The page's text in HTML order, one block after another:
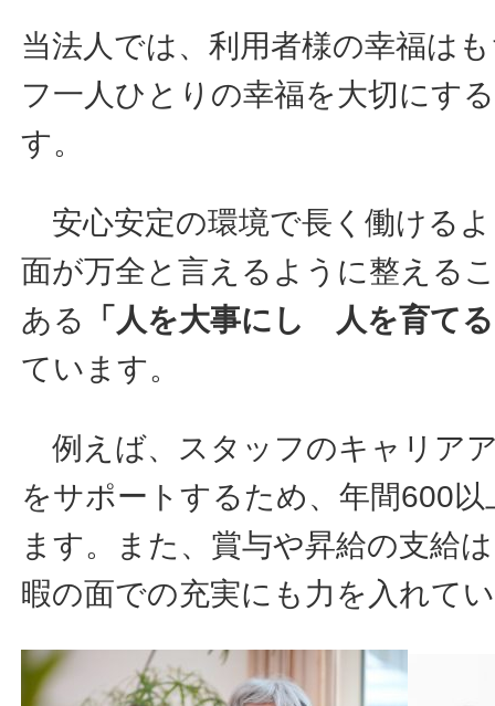
当法人では、利用者様の幸福は
フ一人ひとりの幸福を大切にす
す。
安心安定の環境で長く働ける
面が万全と言えるように整える
ある
「人を大事にし 人を育て
ています。
例えば、スタッフのキャリア
をサポートするため、年間600
ます。また、賞与や昇給の支給
暇の面での充実にも力を入れて